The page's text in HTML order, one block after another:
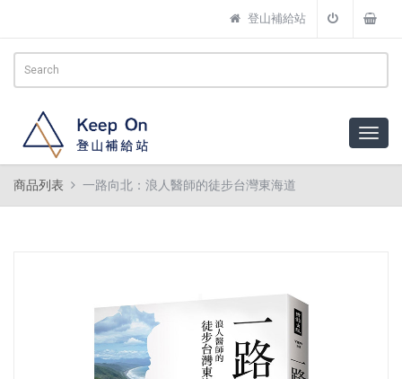
登山補給站
商品列表 一路向北：浪人醫師的徒步台灣東海道